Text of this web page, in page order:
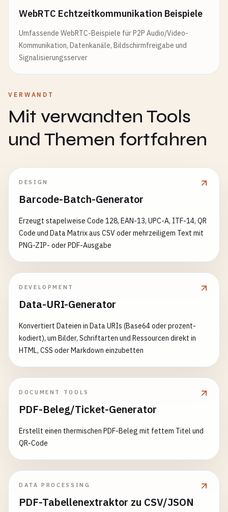
WebRTC Echtzeitkommunikation Beispiele
Umfassende WebRTC-Beispiele für P2P Audio/Video-
Kommunikation, Datenkanäle, Bildschirmfreigabe und
Signalisierungsserver
VERWANDT
Mit verwandten Tools
und Themen fortfahren
DESIGN
Barcode-Batch-Generator
Erzeugt stapelweise Code 128, EAN-13, UPC-A, ITF-14, QR
Code und Data Matrix aus CSV oder mehrzeiligem Text mit
PNG-ZIP- oder PDF-Ausgabe
DEVELOPMENT
Data-URI-Generator
Konvertiert Dateien in Data URIs (Base64 oder prozent-
kodiert), um Bilder, Schriftarten und Ressourcen direkt in
HTML, CSS oder Markdown einzubetten
DOCUMENT TOOLS
PDF-Beleg/Ticket-Generator
Erstellt einen thermischen PDF-Beleg mit fettem Titel und
QR-Code
DATA PROCESSING
PDF-Tabellenextraktor zu CSV/JSON